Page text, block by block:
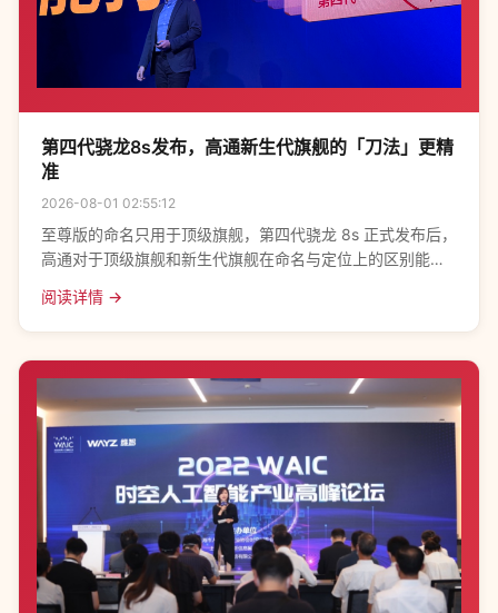
第四代骁龙8s发布，高通新生代旗舰的「刀法」更精
准
2026-08-01 02:55:12
至尊版的命名只用于顶级旗舰，第四代骁龙 8s 正式发布后，
高通对于顶级旗舰和新生代旗舰在命名与定位上的区别能更
次推出次旗舰级移动处理平台。高通产品
阅读详情 →